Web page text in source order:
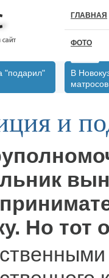
ГЛАВНАЯ
ФОТО
"подарил"
В
и
Но тот